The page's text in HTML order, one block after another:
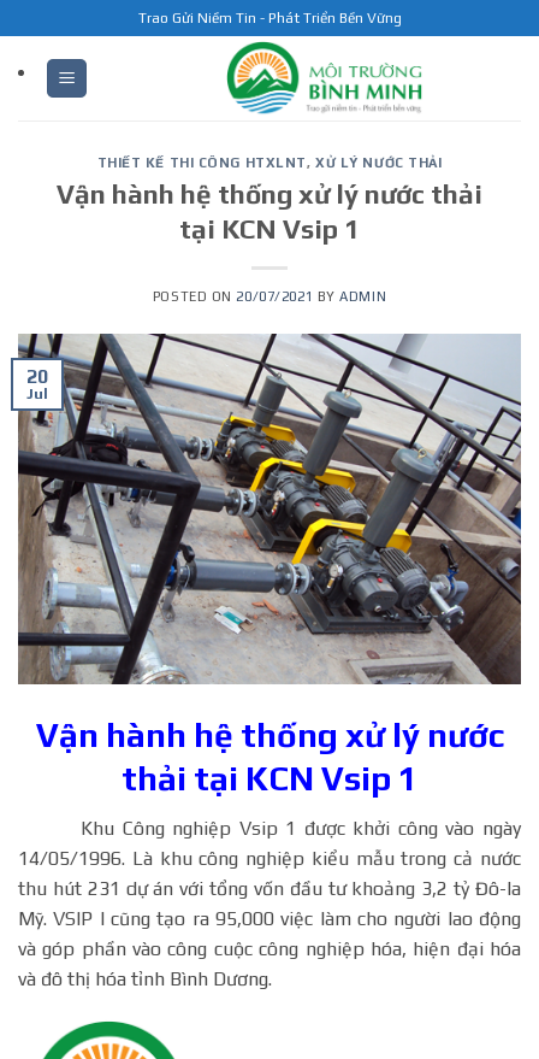
to
content
Trao Gửi Niềm Tin - Phát Triển Bền Vững
THIẾT KẾ THI CÔNG HTXLNT,XỬ LÝ NƯỚC THẢI
Vận hành hệ thống xử lý nước thải
tại KCN Vsip 1
POSTED ON 20/07/2021 BYADMIN
20
Jul
Vận hành hệ thống xử lý nước
thải tại KCN Vsip 1
Khu Công nghiệp Vsip 1 được khởi công vào ngày
14/05/1996. Là khu công nghiệp kiểu mẫu trong cả nước
thu hút 231 dự án với tổng vốn đầu tư khoảng 3,2 tỷ Đô-la
Mỹ. VSIP I cũng tạo ra 95,000 việc làm cho người lao động
và góp phần vào công cuộc công nghiệp hóa, hiện đại hóa
và đô thị hóa tỉnh Bình Dương.